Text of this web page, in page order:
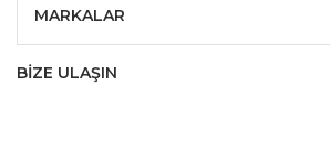
MARKALAR
BİZE ULAŞIN